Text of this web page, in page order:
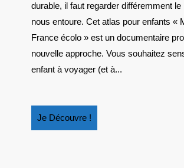
TOUR
DE
FRANCE
ÉCOLO »
durable, il faut regarder différemment le
nous entoure. Cet atlas pour enfants «
France écolo » est un documentaire
nouvelle approche. Vous souhaitez
enfant à voyager (et à...
Je Découvre !
Découvre